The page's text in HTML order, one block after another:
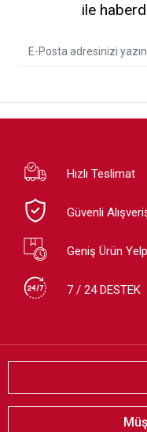
ile
Hızlı Teslimat
Güvenli
Geniş Ürün
7 / 24 DESTEK